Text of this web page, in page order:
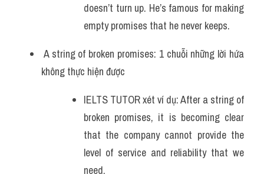
doesn’t turn up. He’s famous for making
empty promises that he never keeps.
A string of broken promises: 1 chuỗi những lời hứa
không thực hiện được
IELTS TUTOR xét ví dụ: After a string of
broken promises, it is becoming clear
that the company cannot provide the
level of service and reliability that we
need.